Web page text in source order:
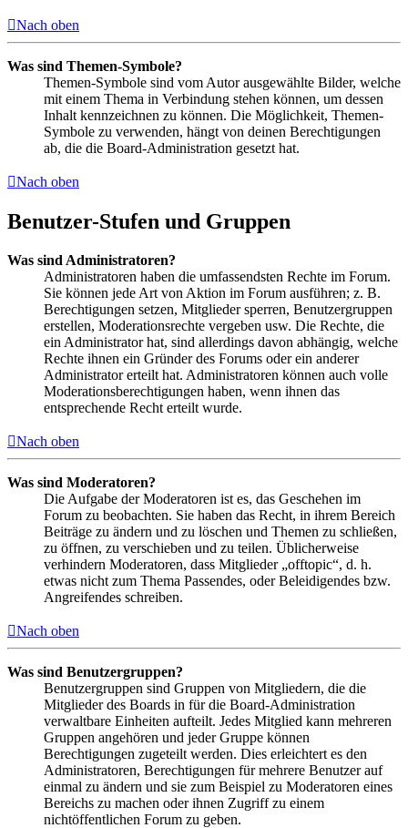
Nach oben
Was sind Themen-Symbole?
Themen-Symbole sind vom Autor ausgewählte Bilder, welche
mit einem Thema in Verbindung stehen können, um dessen
Inhalt kennzeichnen zu können. Die Möglichkeit, Themen-
Symbole zu verwenden, hängt von deinen Berechtigungen
ab, die die Board-Administration gesetzt hat.
Nach oben
Benutzer-Stufen und Gruppen
Was sind Administratoren?
Administratoren haben die umfassendsten Rechte im Forum.
Sie können jede Art von Aktion im Forum ausführen; z. B.
Berechtigungen setzen, Mitglieder sperren, Benutzergruppen
erstellen, Moderationsrechte vergeben usw. Die Rechte, die
ein Administrator hat, sind allerdings davon abhängig, welche
Rechte ihnen ein Gründer des Forums oder ein anderer
Administrator erteilt hat. Administratoren können auch volle
Moderationsberechtigungen haben, wenn ihnen das
entsprechende Recht erteilt wurde.
Nach oben
Was sind Moderatoren?
Die Aufgabe der Moderatoren ist es, das Geschehen im
Forum zu beobachten. Sie haben das Recht, in ihrem Bereich
Beiträge zu ändern und zu löschen und Themen zu schließen,
zu öffnen, zu verschieben und zu teilen. Üblicherweise
verhindern Moderatoren, dass Mitglieder „offtopic“, d. h.
etwas nicht zum Thema Passendes, oder Beleidigendes bzw.
Angreifendes schreiben.
Nach oben
Was sind Benutzergruppen?
Benutzergruppen sind Gruppen von Mitgliedern, die die
Mitglieder des Boards in für die Board-Administration
verwaltbare Einheiten aufteilt. Jedes Mitglied kann mehreren
Gruppen angehören und jeder Gruppe können
Berechtigungen zugeteilt werden. Dies erleichtert es den
Administratoren, Berechtigungen für mehrere Benutzer auf
einmal zu ändern und sie zum Beispiel zu Moderatoren eines
Bereichs zu machen oder ihnen Zugriff zu einem
nichtöffentlichen Forum zu geben.